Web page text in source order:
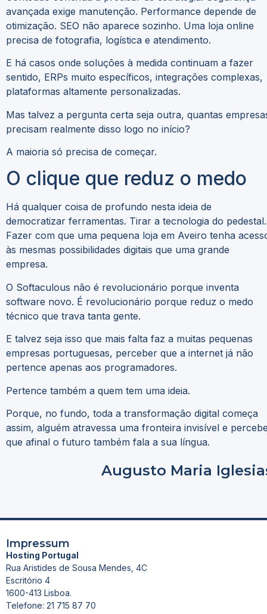
avançada exige manutenção. Performance depende de
otimização. SEO não aparece sozinho. Uma loja online
precisa de fotografia, logística e atendimento.
E há casos onde soluções à medida continuam a fazer
sentido, ERPs muito específicos, integrações complexas,
plataformas altamente personalizadas.
Mas talvez a pergunta certa seja outra, quantas
precisam realmente disso logo no início?
A maioria só precisa de começar.
O clique que reduz o medo
Há qualquer coisa de profundo nesta ideia de
democratizar ferramentas. Tirar a tecnologia do pedestal.
Fazer com que uma pequena loja em Aveiro tenha
às mesmas possibilidades digitais que uma grande
empresa.
O Softaculous não é revolucionário porque inventa
software novo. É revolucionário porque reduz o medo
técnico que trava tanta gente.
E talvez seja isso que mais falta faz a muitas pequenas
empresas portuguesas, perceber que a internet já não
pertence apenas aos programadores.
Pertence também a quem tem uma ideia.
Porque, no fundo, toda a transformação digital começa
assim, alguém atravessa uma fronteira invisível e
que afinal o futuro também fala a sua língua.
Augusto Maria
Impressum
Hosting Portugal
Rua Aristides de Sousa Mendes, 4C
Escritório 4
1600-413 Lisboa.
Telefone: 21 715 87 70